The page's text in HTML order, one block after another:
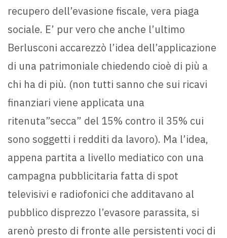
recupero dell’evasione fiscale, vera piaga
sociale. E’ pur vero che anche l’ultimo
Berlusconi accarezzò l’idea dell’applicazione
di una patrimoniale chiedendo cioè di più a
chi ha di più. (non tutti sanno che sui ricavi
finanziari viene applicata una
ritenuta”secca” del 15% contro il 35% cui
sono soggetti i redditi da lavoro). Ma l’idea,
appena partita a livello mediatico con una
campagna pubblicitaria fatta di spot
televisivi e radiofonici che additavano al
pubblico disprezzo l’evasore parassita, si
arenò presto di fronte alle persistenti voci di